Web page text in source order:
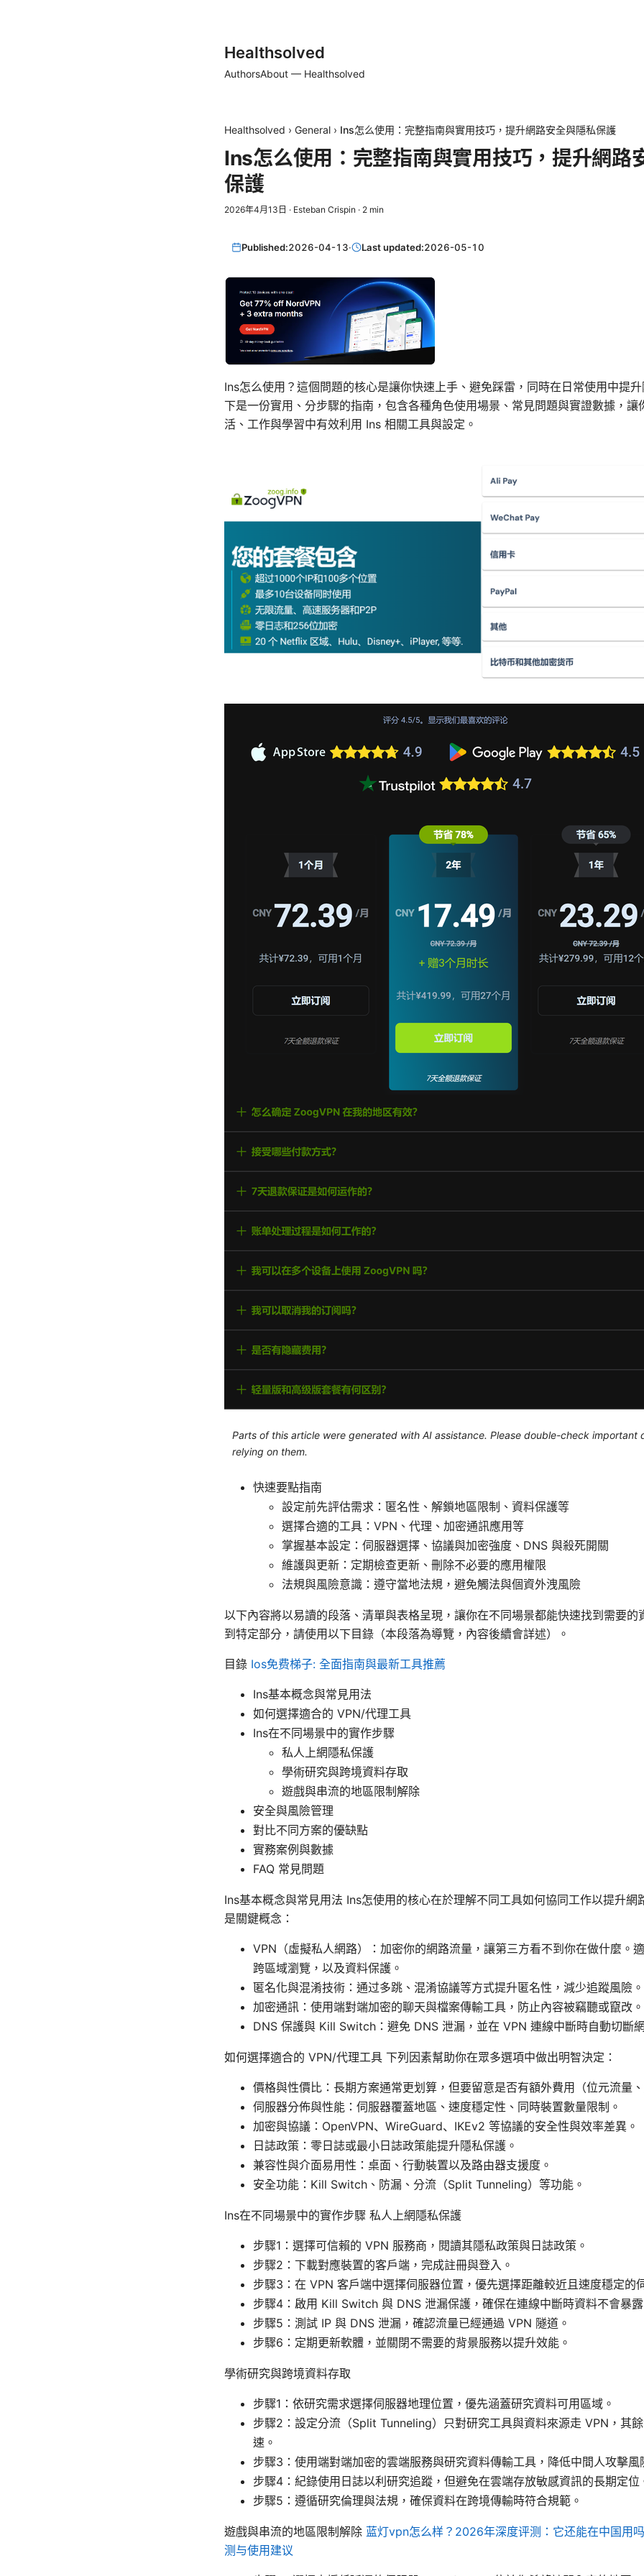
Healthsolved
AuthorsAbout — Healthsolved
Healthsolved › General › Ins怎么使用：完整指南與實用技巧，提升網路安全與隱私保護
Ins怎么使用：完整指南與實用技巧，提升網路
保護
2026年4月13日 · Esteban Crispin · 2 min
Published:2026-04-13· Last updated:2026-05-10
Ins怎么使用？這個問題的核心是讓你快速上手、避免踩雷，同時在日常使用中提
下是一份實用、分步驟的指南，包含各種角色使用場景、常見問題與實證數據，讓
活、工作與學習中有效利用 Ins 相關工具與設定。
Parts of this article were generated with AI assistance. Please double-check important
relying on them.
快速要點指南
設定前先評估需求：匿名性、解鎖地區限制、資料保護等
選擇合適的工具：VPN、代理、加密通訊應用等
掌握基本設定：伺服器選擇、協議與加密強度、DNS 與殺死開關
維護與更新：定期檢查更新、刪除不必要的應用權限
法規與風險意識：遵守當地法規，避免觸法與個資外洩風險
以下內容將以易讀的段落、清單與表格呈現，讓你在不同場景都能快速找到需要的
到特定部分，請使用以下目錄（本段落為導覽，內容後續會詳述）。
目錄 Ios免费梯子: 全面指南與最新工具推薦
Ins基本概念與常見用法
如何選擇適合的 VPN/代理工具
Ins在不同場景中的實作步驟
私人上網隱私保護
學術研究與跨境資料存取
遊戲與串流的地區限制解除
安全與風險管理
對比不同方案的優缺點
實務案例與數據
FAQ 常見問題
Ins基本概念與常見用法 Ins怎使用的核心在於理解不同工具如何協同工作以提升網
是關鍵概念：
VPN（虛擬私人網路）：加密你的網路流量，讓第三方看不到你在做什麼。
跨區域瀏覽，以及資料保護。
匿名化與混淆技術：通过多跳、混淆協議等方式提升匿名性，減少追蹤風險。
加密通訊：使用端對端加密的聊天與檔案傳輸工具，防止內容被竊聽或竄改。
DNS 保護與 Kill Switch：避免 DNS 泄漏，並在 VPN 連線中斷時自動切斷
如何選擇適合的 VPN/代理工具 下列因素幫助你在眾多選項中做出明智決定：
價格與性價比：長期方案通常更划算，但要留意是否有額外費用（位元流量
伺服器分佈與性能：伺服器覆蓋地區、速度穩定性、同時裝置數量限制。
加密與協議：OpenVPN、WireGuard、IKEv2 等協議的安全性與效率差異。
日誌政策：零日誌或最小日誌政策能提升隱私保護。
兼容性與介面易用性：桌面、行動裝置以及路由器支援度。
安全功能：Kill Switch、防漏、分流（Split Tunneling）等功能。
Ins在不同場景中的實作步驟 私人上網隱私保護
步驟1：選擇可信賴的 VPN 服務商，閱讀其隱私政策與日誌政策。
步驟2：下載對應裝置的客戶端，完成註冊與登入。
步驟3：在 VPN 客戶端中選擇伺服器位置，優先選擇距離較近且速度穩定的
步驟4：啟用 Kill Switch 與 DNS 泄漏保護，確保在連線中斷時資料不會暴露
步驟5：測試 IP 與 DNS 泄漏，確認流量已經通過 VPN 隧道。
步驟6：定期更新軟體，並關閉不需要的背景服務以提升效能。
學術研究與跨境資料存取
步驟1：依研究需求選擇伺服器地理位置，優先涵蓋研究資料可用區域。
步驟2：設定分流（Split Tunneling）只對研究工具與資料來源走 VPN，其
速。
步驟3：使用端對端加密的雲端服務與研究資料傳輸工具，降低中間人攻擊風
步驟4：紀錄使用日誌以利研究追蹤，但避免在雲端存放敏感資訊的長期定位
步驟5：遵循研究倫理與法規，確保資料在跨境傳輸時符合規範。
遊戲與串流的地區限制解除 蓝灯vpn怎么样？2026年深度评测：它还能在中国用
测与使用建议